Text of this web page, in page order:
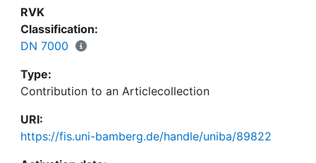
RVK
Classification:
DN 7000
Type:
Contribution to an Articlecollection
URI:
https://fis.uni-bamberg.de/handle/uniba/89822